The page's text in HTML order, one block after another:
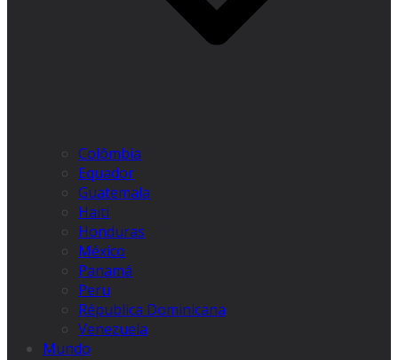
Colômbia
Equador
Guatemala
Haiti
Honduras
México
Panamá
Peru
Républica Dominicana
Venezuela
Mundo